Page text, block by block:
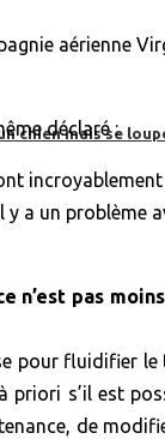
chien mais se
aérienne
déclaré :
a un problème
n’est pas
pour fluidifier
priori s’il est
de